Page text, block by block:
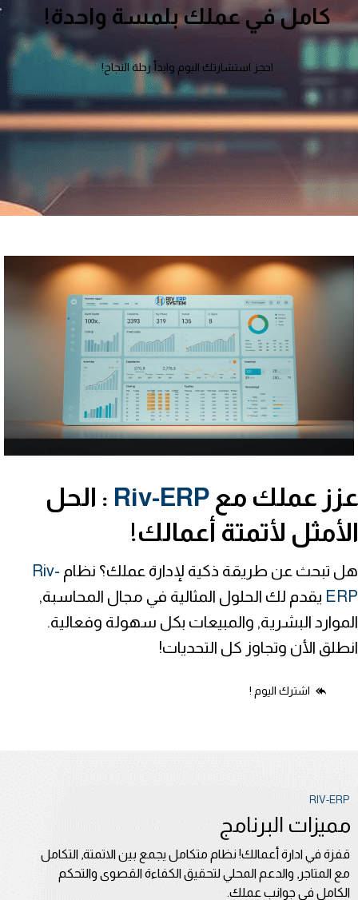
كامل في عملك بلمسة واحدة!
احجز استشارتك اليوم وابدأ رحلة النجاح!
عزز عملك مع Riv-ERP : الحل
الأمثل لأتمتة أعمالك!
هل تبحث عن طريقة ذكية لإدارة عملك؟ نظام Riv-
ERP يقدم لك الحلول المثالية في مجال المحاسبة,
الموارد البشرية, والمبيعات بكل سهولة وفعالية.
انطلق الأن وتجاوز كل التحديات!
اشترك اليوم !
RIV-ERP
مميزات البرنامج
قفزة في ادارة أعمالك! نظام متكامل يجمع بين الاتمتة, التكامل
مع المتاجر, والدعم المحلي لتحقيق الكفاءة القصوى والتحكم
الكامل في جوانب عملك.